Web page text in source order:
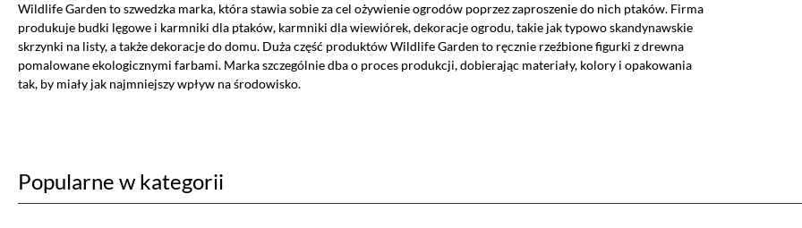
Wildlife Garden to szwedzka marka, która stawia sobie za cel ożywienie ogrodów poprzez zaproszenie do nich ptaków. Firma
produkuje budki lęgowe i karmniki dla ptaków, karmniki dla wiewiórek, dekoracje ogrodu, takie jak typowo skandynawskie
skrzynki na listy, a także dekoracje do domu. Duża część produktów Wildlife Garden to ręcznie rzeźbione figurki z drewna
pomalowane ekologicznymi farbami. Marka szczególnie dba o proces produkcji, dobierając materiały, kolory i opakowania
tak, by miały jak najmniejszy wpływ na środowisko.
Popularne w kategorii
Ustawiając poszczególne narzędzia jako włączone, godzisz się, by informacje przez nie gromadzone
administratora tej strony oraz dostawców narzędzi zewnętrznych na zasadach opisanych
Aby dokonać bardziej zaawansowanych ustawień, skorzystaj z poniższych opcji.